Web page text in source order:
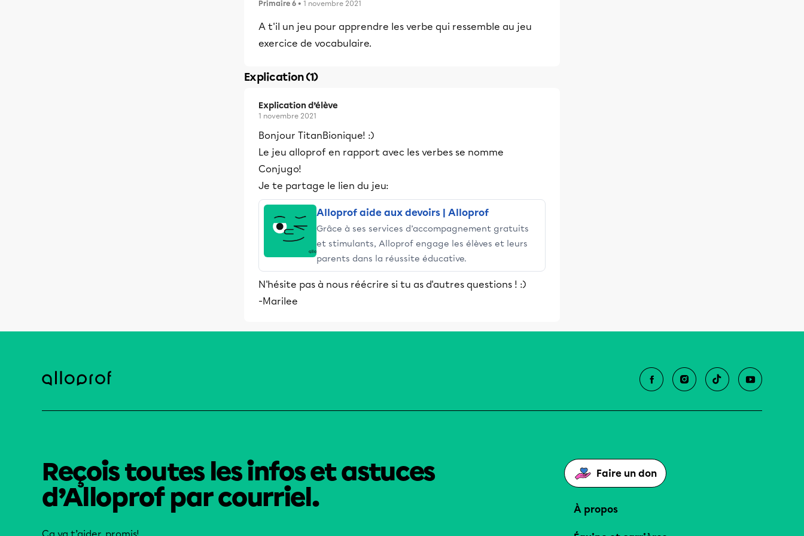
Primaire 6 • 1 novembre 2021
A t'il un jeu pour apprendre les verbe qui ressemble au jeu
exercice de vocabulaire.
Explication (1)
Explication d’élève
1 novembre 2021
Bonjour TitanBionique! :)
Le jeu alloprof en rapport avec les verbes se nomme
Conjugo!
Je te partage le lien du jeu:
Alloprof aide aux devoirs | Alloprof
Grâce à ses services d’accompagnement gratuits
et stimulants, Alloprof engage les élèves et leurs
parents dans la réussite éducative.
N'hésite pas à nous réécrire si tu as d'autres questions ! :)
-Marilee
Reçois toutes les infos et astuces
d’Alloprof par courriel.
Faire un don
À propos